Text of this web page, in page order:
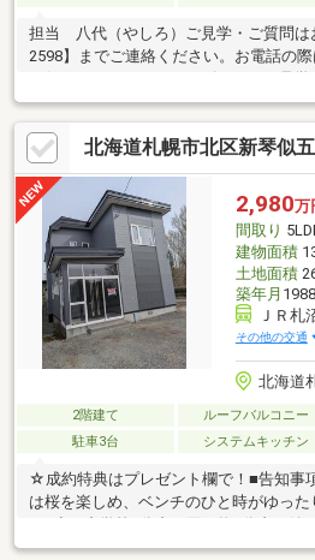
担当 八代（やしろ）ご見学・ご質問は
2598】までご連絡ください。お電話の
りますので、「見学予約ボタン」また
いいたします。※毎週水曜日は定休日で
が充実しており、綺麗なお部屋です。
イレ・洗面台を新品交換し、クロス・
やパネルヒーター交換を実施。〇2024
張替えとストーブ新設、2025年5月には
ンベクターへ交換しております。
北海道札幌市北区新琴似
2,980万
間取り
建物面積
土地面積
築年月
ＪＲ札
その他の交通
北海道
2階建て ルーフバルコニー
駐車3台
システムキッチン
☆成約特典はプレゼント欄で！■告知事
は桜を楽しめ、ベンチのひと時がゆった
上のゆったり5ＬＤＫ夏は風通しの良い